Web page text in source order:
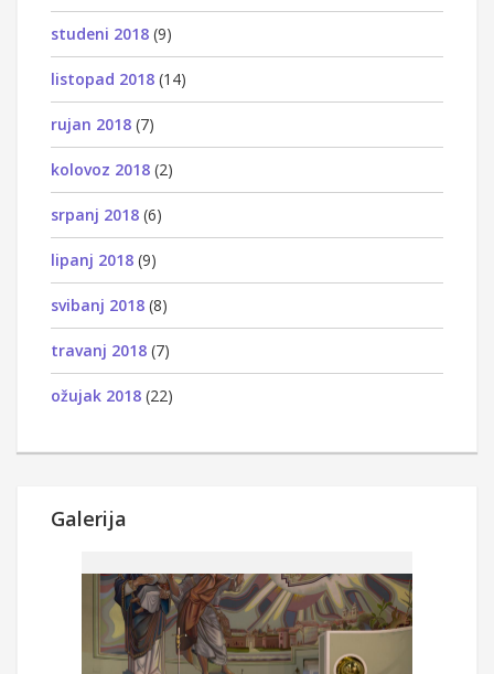
studeni 2018 (9)
listopad 2018 (14)
rujan 2018 (7)
kolovoz 2018 (2)
srpanj 2018 (6)
lipanj 2018 (9)
svibanj 2018 (8)
travanj 2018 (7)
ožujak 2018 (22)
Galerija